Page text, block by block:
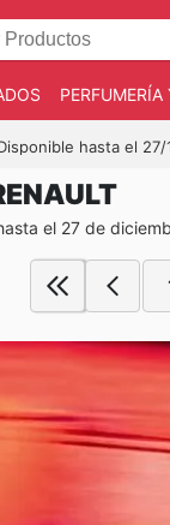
hasta el
el 27 de